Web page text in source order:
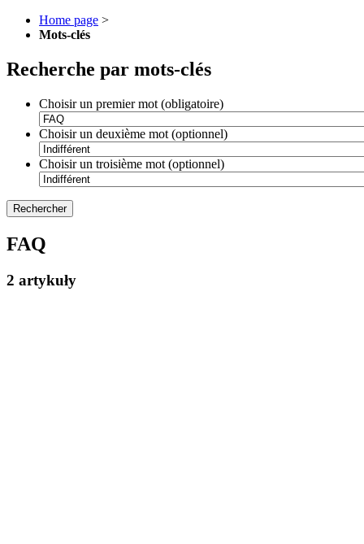
Home page >
Mots-clés
Recherche par mots-clés
Choisir un premier mot (obligatoire)
Choisir un deuxième mot (optionnel)
Choisir un troisième mot (optionnel)
FAQ
2 artykuły